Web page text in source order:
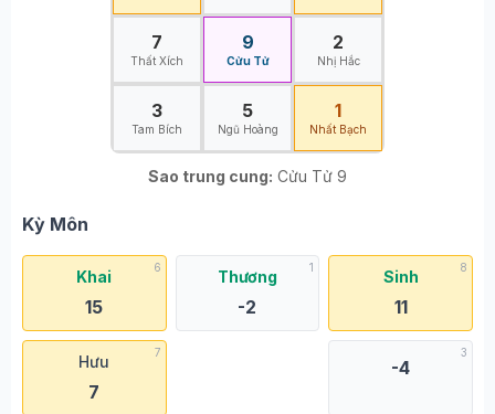
7
Thất Xích
9
Cửu Tử
2
Nhị Hắc
3
Tam Bích
5
Ngũ Hoàng
1
Nhất Bạch
Sao trung cung: Cửu Tử 9
Kỳ Môn
6
Khai
15
1
Thương
-2
8
Sinh
11
7
Hưu
7
3
-4